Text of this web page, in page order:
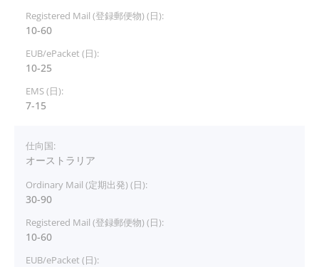
10-60
10-25
7-15
オーストラリア
30-90
10-60